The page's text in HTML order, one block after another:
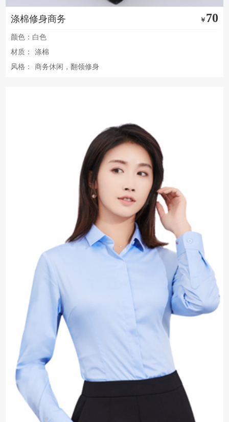
涤棉修身商务 ￥ 70
颜色：白色
材质：
涤棉
风格：
商务休闲，翻领修身